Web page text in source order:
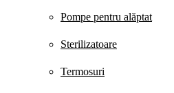
Pompe pentru alăptat
Sterilizatoare
Termosuri